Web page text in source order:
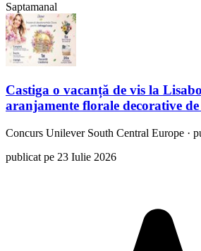
Saptamanal
Castiga o vacanță de vis la
aranjamente florale decorative
Concurs Unilever South Central Europe ·
publicat pe 23 Iulie 2026